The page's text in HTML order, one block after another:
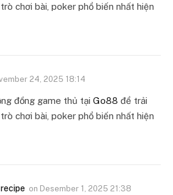
chơi bài, poker phổ biến nhất hiện
24, 2025 18:14
đồng game thủ tại Go88 để trải
chơi bài, poker phổ biến nhất hiện
on Desember 1, 2025 21:38